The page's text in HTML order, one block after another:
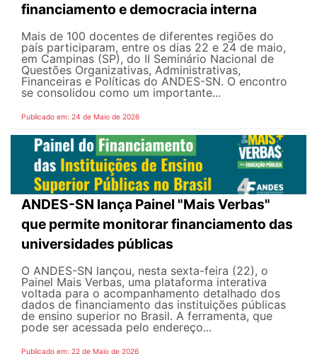
financiamento e democracia interna
Mais de 100 docentes de diferentes regiões do
país participaram, entre os dias 22 e 24 de maio,
em Campinas (SP), do II Seminário Nacional de
Questões Organizativas, Administrativas,
Financeiras e Políticas do ANDES-SN. O encontro
se consolidou como um importante...
Publicado em: 24 de Maio de 2026
ANDES-SN lança Painel "Mais Verbas"
que permite monitorar financiamento das
universidades públicas
O ANDES-SN lançou, nesta sexta-feira (22), o
Painel Mais Verbas, uma plataforma interativa
voltada para o acompanhamento detalhado dos
dados de financiamento das instituições públicas
de ensino superior no Brasil. A ferramenta, que
pode ser acessada pelo endereço...
Publicado em: 22 de Maio de 2026